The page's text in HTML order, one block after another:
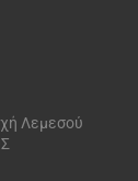
Λεμεσού